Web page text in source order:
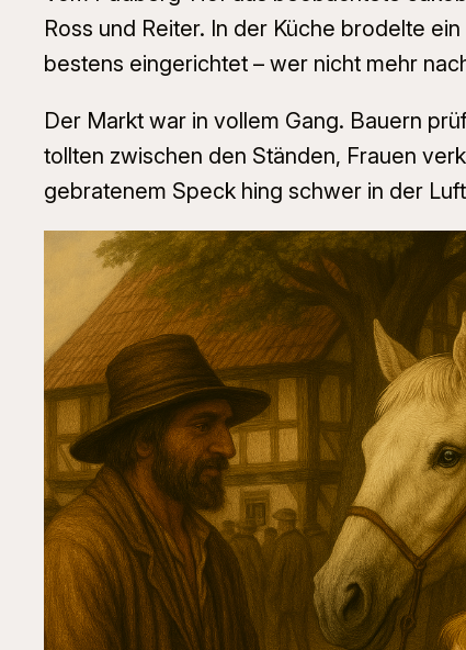
Ross und Reiter. In der Küche brodelte
bestens eingerichtet – wer nicht mehr
Der Markt war in vollem Gang. Bauern
tollten zwischen den Ständen, Frauen
gebratenem Speck hing schwer in der